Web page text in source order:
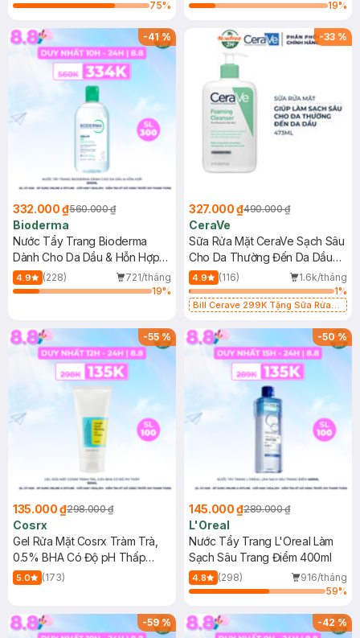
75% 19%
-41%
332.000 ₫560.000 ₫
Bioderma
Nước Tẩy Trang Bioderma
Dành Cho Da Dầu & Hỗn Hợp
500ml
4.9 (228)
721/tháng
19%
-33 %
327.000 ₫490.000 ₫
CeraVe
Sữa Rửa Mặt CeraVe Sạch Sâu
Cho Da Thường Đến Da Dầu
473ml
4.9 (116)
1.6k/tháng
1%
Bill Cerave 299K Tặng Sữa Rửa
-55%
135.000 ₫298.000 ₫
Cosrx
Gel Rửa Mặt Cosrx Tràm Trà,
0.5% BHA Có Độ pH Thấp
150ml
5.0 (173)
-50%
145.000 ₫289.000 ₫
L'Oreal
Nước Tẩy Trang L'Oreal Làm
Sạch Sâu Trang Điểm 400ml
4.8 (298)
916/tháng
59%
-59% -42%